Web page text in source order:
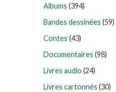
Albums (394)
Bandes dessinées (59)
Contes (43)
Documentaires (98)
Livres audio (24)
Livres cartonnés (30)